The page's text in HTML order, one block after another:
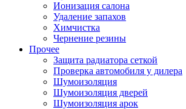
Ионизация салона
Удаление запахов
Химчистка
Чернение резины
Прочее
Защита радиатора сеткой
Проверка автомобиля у дилера
Шумоизоляция
Шумоизоляция дверей
Шумоизоляция арок